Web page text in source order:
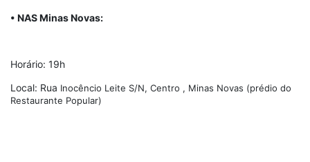
• NAS Minas Novas:
Horário: 19h
Local: Rua Inocêncio Leite S/N, Centro , Minas Novas (prédio do
Restaurante Popular)